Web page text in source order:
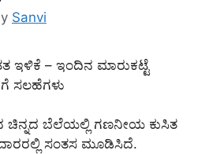
Sanvi
ಇಳಿಕೆ – ಇಂದಿನ ಮಾರುಕಟ್ಟೆ
ಸಲಹೆಗಳು
ಚಿನ್ನದ ಬೆಲೆಯಲ್ಲಿ ಗಣನೀಯ ಕುಸಿತ
ಸಂತಸ ಮೂಡಿಸಿದೆ.